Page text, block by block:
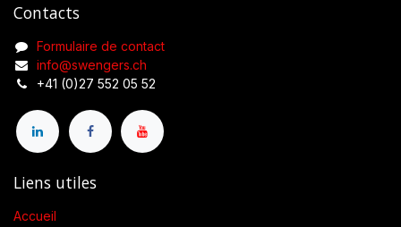
Contacts
Formulaire de contact
info@swengers.ch
+41 (0)27 552 05 52
Liens utiles
Accueil